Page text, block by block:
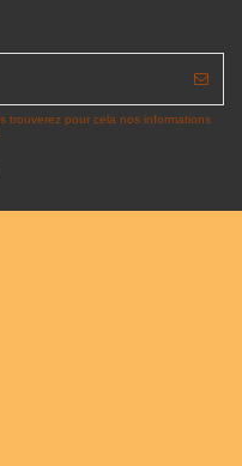
trouverez pour cela nos informations